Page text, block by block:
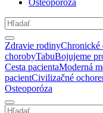
Osteoporóza
Zdravie rodinyChronické
chorobyTabuBojujeme
Cesta pacientaModerná
pacientCivilizačné
Osteoporóza